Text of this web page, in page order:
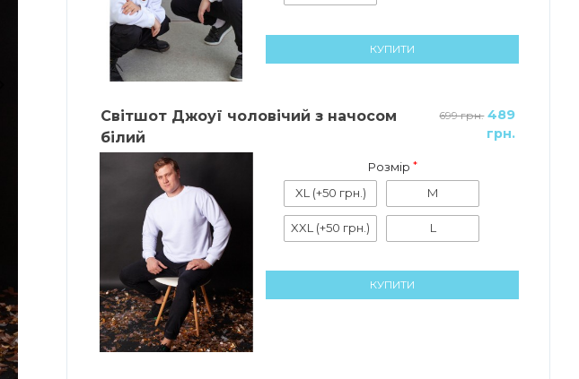
КУПИТИ
Світшот Джоуї чоловічий з начосом
білий
699 грн.489
грн.
Розмір
XL (+50 грн.) M
XXL (+50 грн.) L
КУПИТИ